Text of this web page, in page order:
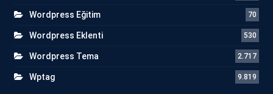
Wordpress Eğitim 70
Wordpress Eklenti 530
Wordpress Tema 2.717
Wptag 9.819